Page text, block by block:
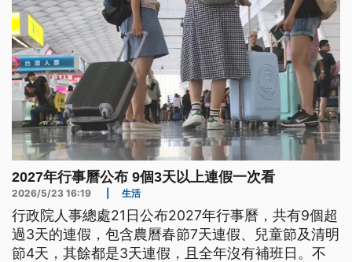
2027年行事曆公布 9個3天以上連假一次看
2026/5/23 16:19 生活
行政院人事總處21日公布2027年行事曆，共有9個超
過3天的連假，包含農曆春節7天連假、兒童節及清明
節4天，其餘都是3天連假，且全年沒有補班日。不